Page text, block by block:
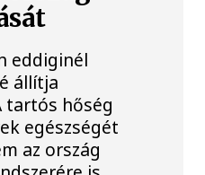
eddiginél
állítja
tartós hőség
egészségét
az ország